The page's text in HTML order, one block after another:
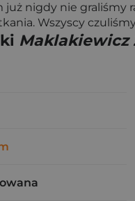
nigdy nie graliśmy
Wszyscy
Maklakiewicz